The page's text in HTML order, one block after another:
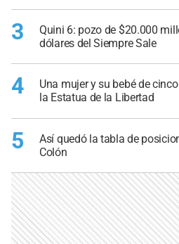
3
Quini 6: pozo de $20.000
dólares del Siempre Sale
4
Una mujer y su bebé de
la Estatua de la Libertad
5
Así quedó la tabla de
Colón